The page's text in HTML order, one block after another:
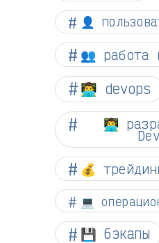
👤
👥 работа
👨‍💻 devops
👨‍💻
💰
💻
💾 бэкапы